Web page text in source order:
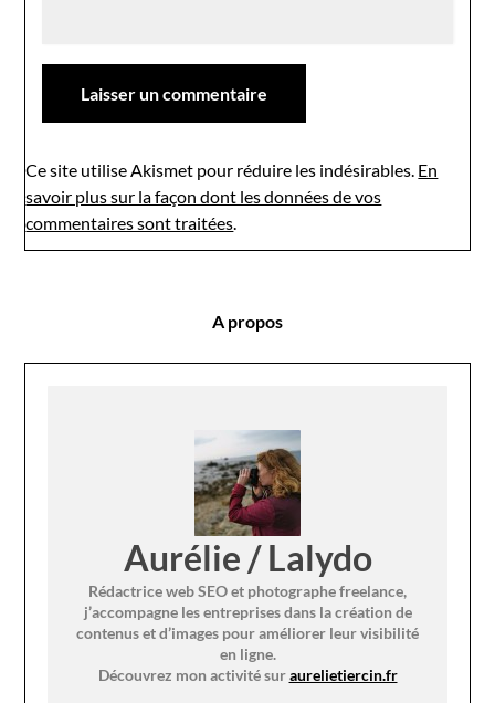
Ce site utilise Akismet pour réduire les indésirables. En
savoir plus sur la façon dont les données de vos
commentaires sont traitées.
A propos
Aurélie / Lalydo
Rédactrice web SEO et photographe freelance,
j’accompagne les entreprises dans la création de
contenus et d’images pour améliorer leur visibilité
en ligne.
Découvrez mon activité suraurelietiercin.fr